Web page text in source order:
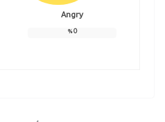
Angry
0
%